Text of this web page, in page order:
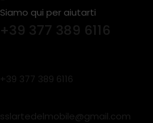
Siamo qui per aiutarti
+39 377 389 6116
+39 377 389 6116
sslartedelmobile@gmail.com